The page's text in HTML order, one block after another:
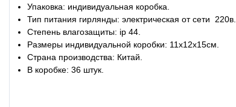
Упаковка: индивидуальная коробка.
Тип питания гирлянды: электрическая от сети 220в.
Степень влагозащиты: ip 44.
Размеры индивидуальной коробки: 11х12х15см.
Страна производства: Китай.
В коробке: 36 штук.